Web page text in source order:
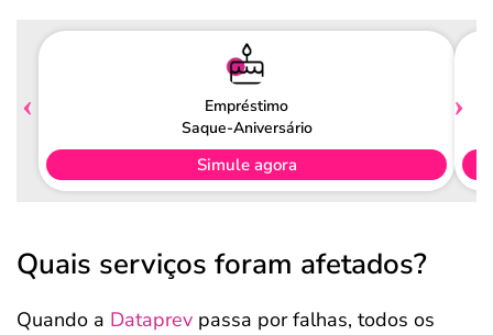
Empréstimo
Saque-Aniversário
Simule agora
Quais serviços foram afetados?
Quando a Dataprev passa por falhas, todos os